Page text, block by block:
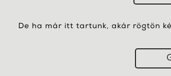
De ha már itt tartunk, akár rögtön